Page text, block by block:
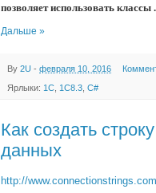
позволяет использовать
Дальше »
By 2U - февраля 10, 2016
Ярлыки: 1С 1C8.3 C#
Как создать
данных
http://